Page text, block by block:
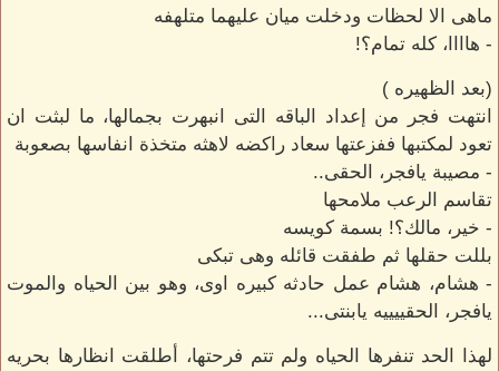
ماهى الا لحظات ودخلت ميان عليهما متلهفه
- هاااا، كله تمام؟!
(بعد الظهيره )
انتهت فجر من إعداد الباقه التى انبهرت بجمالها، ما لبثت ان
تعود لمكتبها ففزعتها سعاد راكضه لاهثه متخذة انفاسها بصعوبة
- مصيبة يافجر، الحقى..
تقاسم الرعب ملامحها
- خير، مالك؟! بسمة كويسه
بللت حقلها ثم طفقت قائله وهى تبكى
- هشام، هشام عمل حادثه كبيره اوى، وهو بين الحياه والموت
يافجر، الحقييييه يابنتى...
لهذا الحد تنفرها الحياه ولم تتم فرحتها، أطلقت انظارها بحريه